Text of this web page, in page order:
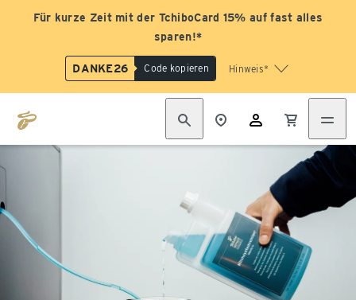
Für kurze Zeit mit der TchiboCard 15% auf fast alles
sparen!*
DANKE26 Code kopieren Hinweis*